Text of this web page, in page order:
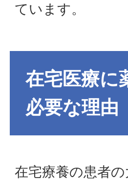
ています。
在宅医療に
必要な理由
在宅療養の患者